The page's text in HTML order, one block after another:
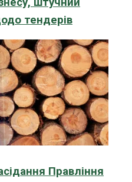
тендерів
Правління